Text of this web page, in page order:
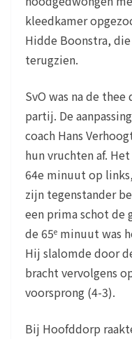
kleedkamer
Hidde Boonstra,
terugzien.
SvO was na de
partij. De
coach Hans
hun vruchten af.
64e minuut op
zijn tegenstander
een prima schot de
de 65e minuut was
Hij slalomde door
bracht vervolgens
voorsprong (4-3).
Bij Hoofddorp